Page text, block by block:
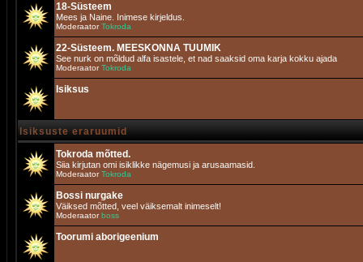
18-Süsteem
Mees ja Naine. Inimese kirjeldus.
ModeraatorTokroda
22-Süsteem. MEESKONNA TUUMIK
See nurk on mõldud alfa isastele, et nad saaksid oma karja kokku ajada
ModeraatorTokroda
Isiksus
Isiksuste eraruumid
Tokroda mõtted.
Siia kirjutan omi isiklikke nägemusi ja arusaamasid.
ModeraatorTokroda
Bossi nurgake
Väiksed mõtted, veel väiksemalt inimeselt!
Moderaatorboss
Toorumi aborigeenium